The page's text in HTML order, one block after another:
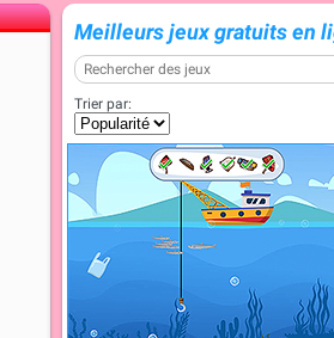
Meilleurs jeux gratuits en
Trier par: